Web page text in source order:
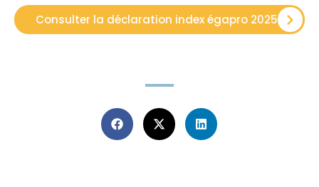
Consulter la déclaration index égapro 2025